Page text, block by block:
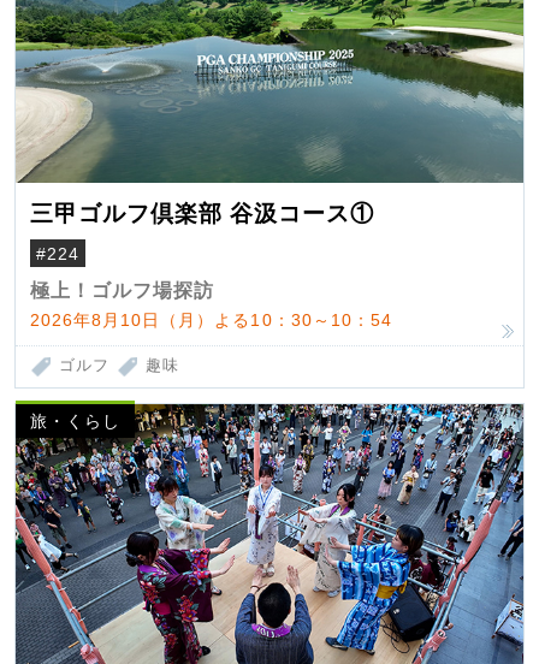
三甲ゴルフ倶楽部 谷汲コース①
#224
極上！ゴルフ場探訪
2026年8月10日（月）よる10：30～10：54
ゴルフ 趣味
旅・くらし